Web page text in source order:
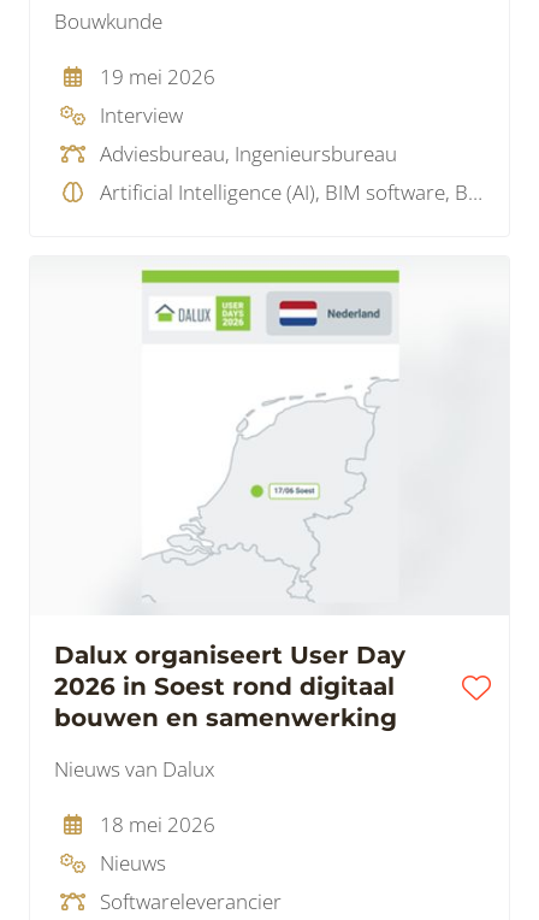
Bouwkunde
19 mei 2026
Interview
Adviesbureau, Ingenieursbureau
Artificial Intelligence (AI), BIM software, BIM visie, Model checking, Visualisatie
Dalux organiseert User Day
2026 in Soest rond digitaal
bouwen en samenwerking
Nieuws van Dalux
18 mei 2026
Nieuws
Softwareleverancier